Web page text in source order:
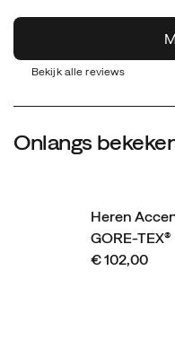
Bekijk alle reviews
Onlangs
Heren
GORE-TEX®
€ 102,00